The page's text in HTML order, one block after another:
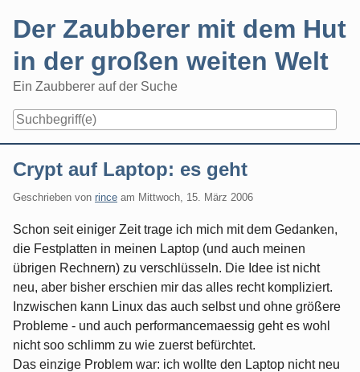
Der Zaubberer mit dem Hut
in der großen weiten Welt
Ein Zaubberer auf der Suche
Crypt auf Laptop: es geht
Geschrieben von rince am Mittwoch, 15. März 2006
Schon seit einiger Zeit trage ich mich mit dem Gedanken,
die Festplatten in meinen Laptop (und auch meinen
übrigen Rechnern) zu verschlüsseln. Die Idee ist nicht
neu, aber bisher erschien mir das alles recht kompliziert.
Inzwischen kann Linux das auch selbst und ohne größere
Probleme - und auch performancemaessig geht es wohl
nicht soo schlimm zu wie zuerst befürchtet.
Das einzige Problem war: ich wollte den Laptop nicht neu